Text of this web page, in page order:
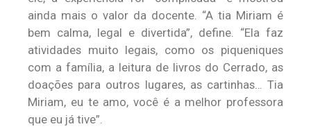
ainda mais o valor da docente. “A tia Miriam é
bem calma, legal e divertida”, define. “Ela faz
atividades muito legais, como os piqueniques
com a família, a leitura de livros do Cerrado, as
doações para outros lugares, as cartinhas… Tia
Miriam, eu te amo, você é a melhor professora
que eu já tive”.